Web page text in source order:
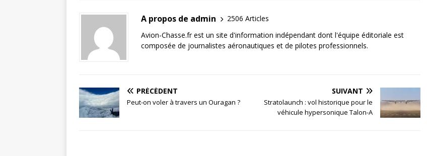
A propos de admin
2506 Articles
Avion-Chasse.fr est un site d'information indépendant dont l'équipe éditoriale est
composée de journalistes aéronautiques et de pilotes professionnels.
PRÉCÉDENT
Peut-on voler à travers un Ouragan ?
SUIVANT
Stratolaunch : vol historique pour le
véhicule hypersonique Talon-A